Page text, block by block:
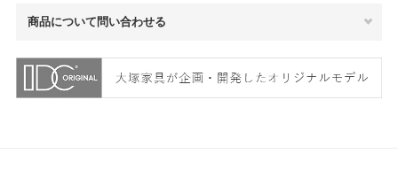
商品について問い合わせる